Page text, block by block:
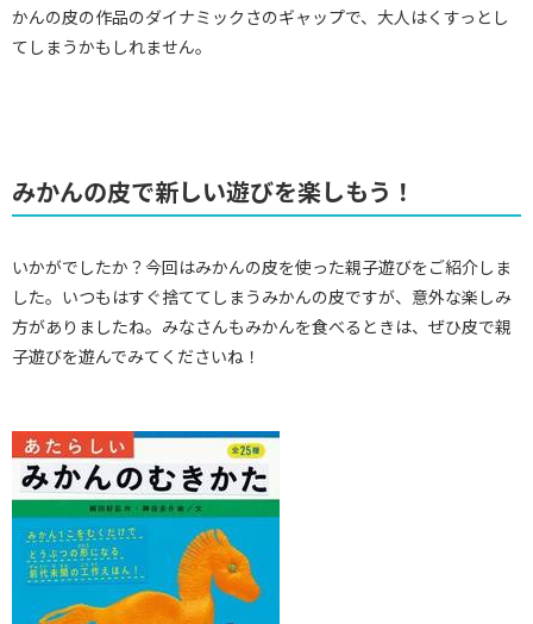
かんの皮の作品のダイナミックさのギャップで、大人はくすっとし
てしまうかもしれません。
みかんの皮で新しい遊びを楽しもう！
いかがでしたか？今回はみかんの皮を使った親子遊びをご紹介しま
した。いつもはすぐ捨ててしまうみかんの皮ですが、意外な楽しみ
方がありましたね。みなさんもみかんを食べるときは、ぜひ皮で親
子遊びを遊んでみてくださいね！